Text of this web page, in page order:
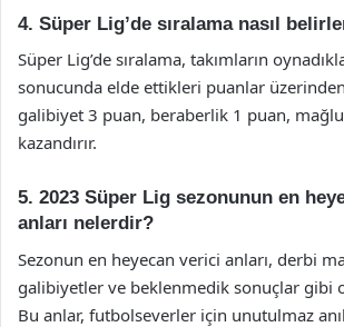
4. Süper Lig’de sıralama nasıl
Süper Lig’de sıralama, takımların
sonucunda elde ettikleri puanlar
galibiyet 3 puan, beraberlik 1 puan,
kazandırır.
5. 2023 Süper Lig sezonunun en
anları nelerdir?
Sezonun en heyecan verici anları, derbi
galibiyetler ve beklenmedik sonuçlar gibi
Bu anlar, futbolseverler için unutulmaz